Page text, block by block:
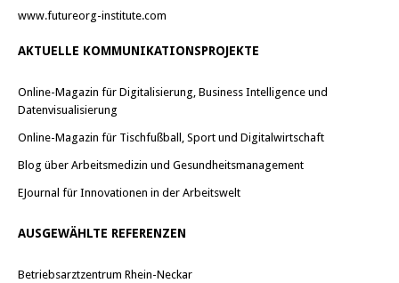
www.futureorg-institute.com
AKTUELLE KOMMUNIKATIONSPROJEKTE
Online-Magazin für Digitalisierung, Business Intelligence und
Datenvisualisierung
Online-Magazin für Tischfußball, Sport und Digitalwirtschaft
Blog über Arbeitsmedizin und Gesundheitsmanagement
EJournal für Innovationen in der Arbeitswelt
AUSGEWÄHLTE REFERENZEN
Betriebsarztzentrum Rhein-Neckar